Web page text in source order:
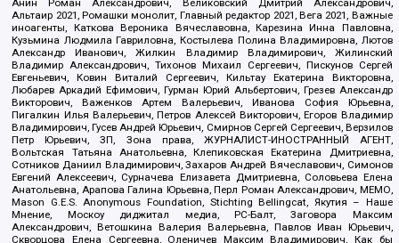
Анин Роман Александрович, Великовский Дмитрий Александрович,
Альтаир 2021, Ромашки монолит, Главный редактор 2021, Вега 2021, Важные
иноагенты, Каткова Вероника Вячеславовна, Карезина Инна Павловна,
Кузьмина Людмила Гавриловна, Костылева Полина Владимировна, Лютов
Александр Иванович, Жилкин Владимир Владимирович, Жилинский
Владимир Александрович, Тихонов Михаил Сергеевич, Пискунов Сергей
Евгеньевич, Ковин Виталий Сергеевич, Кильтау Екатерина Викторовна,
Любарев Аркадий Ефимович, Гурман Юрий Альбертович, Грезев Александр
Викторович, Важенков Артем Валерьевич, Иванова София Юрьевна,
Пигалкин Илья Валерьевич, Петров Алексей Викторович, Егоров Владимир
Владимирович, Гусев Андрей Юрьевич, Смирнов Сергей Сергеевич, Верзилов
Петр Юрьевич, ЗП, Зона права, ЖУРНАЛИСТ-ИНОСТРАННЫЙ АГЕНТ,
Вольтская Татьяна Анатольевна, Клепиковская Екатерина Дмитриевна,
Сотников Даниил Владимирович, Захаров Андрей Вячеславович, Симонов
Евгений Алексеевич, Сурначева Елизавета Дмитриевна, Соловьева Елена
Анатольевна, Арапова Галина Юрьевна, Перл Роман Александрович, МЕМО,
Mason G.E.S. Anonymous Foundation, Stichting Bellingcat, Якутия – Наше
Мнение, Москоу диджитал медиа, РС-Балт, Заговора Максим
Александрович, Ветошкина Валерия Валерьевна, Павлов Иван Юрьевич,
Скворцова Елена Сергеевна, Оленичев Максим Владимирович, Как бы